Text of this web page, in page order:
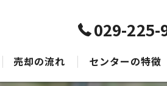
029-225-
売却の流れ センターの特徴